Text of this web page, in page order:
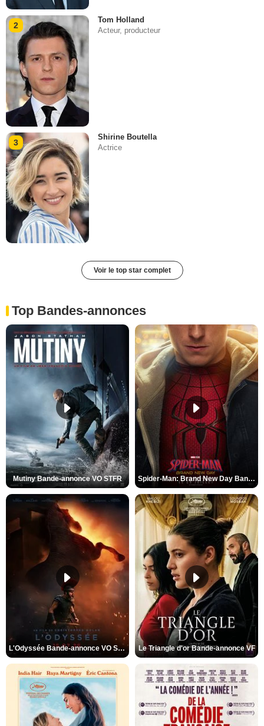
2
Tom Holland
Acteur, producteur
3
Shirine Boutella
Actrice
Voir le top star complet
Top Bandes-annonces
Mutiny Bande-annonce VO STFR Spider-Man: Brand New Day Bande-annonce VO STFR
L'Odyssée Bande-annonce VO STFR Le Triangle d'or Bande-annonce VF